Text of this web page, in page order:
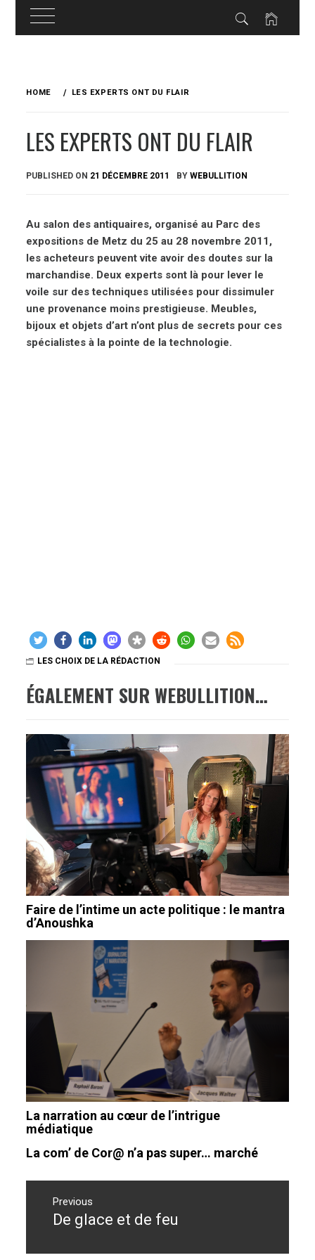
HOME LES EXPERTS ONT DU FLAIR
LES EXPERTS ONT DU FLAIR
PUBLISHED ON 21 DÉCEMBRE 2011 BYWEBULLITION
Au salon des antiquaires, organisé au Parc des
expositions de Metz du 25 au 28 novembre 2011,
les acheteurs peuvent vite avoir des doutes sur la
marchandise. Deux experts sont là pour lever le
voile sur des techniques utilisées pour dissimuler
une provenance moins prestigieuse. Meubles,
bijoux et objets d’art n’ont plus de secrets pour ces
spécialistes à la pointe de la technologie.
LES CHOIX DE LA RÉDACTION
ÉGALEMENT SUR WEBULLITION…
Faire de l’intime un acte politique : le mantra
d’Anoushka
La narration au cœur de l’intrigue
médiatique
La com’ de Cor@ n’a pas super… marché
Navigation
l’article
Previous
Previous
De glace et de feu